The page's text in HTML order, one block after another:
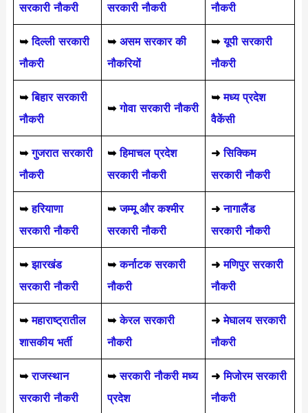
सरकारी नौकरी
सरकारी नौकरी
नौकरी
➥ दिल्ली सरकारी
नौकरी
➥ असम सरकार की
नौकरियों
➥ यूपी सरकारी
नौकरी
➥बिहार सरकारी
नौकरी
➥गोवा सरकारी नौकरी
➥ मध्य प्रदेश
वैकेंसी
➥ गुजरात सरकारी
नौकरी
➥हिमाचल प्रदेश
सरकारी नौकरी
➜ सिक्किम
सरकारी नौकरी
➥हरियाणा
सरकारी नौकरी
➥जम्मू और कश्मीर
सरकारी नौकरी
➜ नागालैंड
सरकारी नौकरी
➥ झारखंड
सरकारी नौकरी
➥ कर्नाटक सरकारी
नौकरी
➜ मणिपुर सरकारी
नौकरी
➥ महाराष्ट्रातील
शासकीय भर्ती
➥ केरल सरकारी
नौकरी
➜ मेघालय सरकारी
नौकरी
➥ राजस्थान
सरकारी नौकरी
➥सरकारी नौकरी मध्य
प्रदेश
➜मिजोरम सरकारी
नौकरी